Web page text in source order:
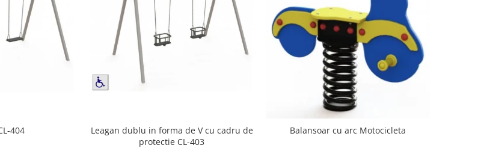
404
Leagan dublu in forma de V cu cadru de
protectie CL-403
Balansoar cu arc Motocicleta